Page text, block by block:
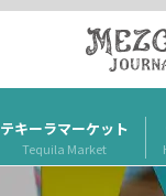
テキーラマーケット
Tequila Market